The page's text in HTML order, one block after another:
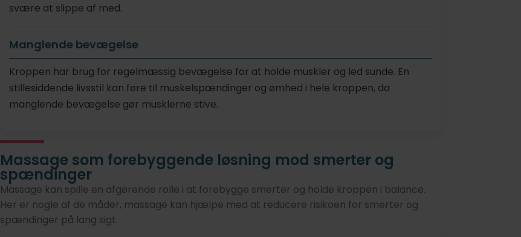
svære at slippe af med.
Manglende bevægelse
Kroppen har brug for regelmæssig bevægelse for at holde muskler og led sunde. En
stillesiddende livsstil kan føre til muskelspændinger og ømhed i hele kroppen, da
manglende bevægelse gør musklerne stive.
Massage som forebyggende løsning mod smerter og
spændinger
Massage kan spille en afgørende rolle i at forebygge smerter og holde kroppen i balance.
Her er nogle af de måder, massage kan hjælpe med at reducere risikoen for smerter og
spændinger på lang sigt: